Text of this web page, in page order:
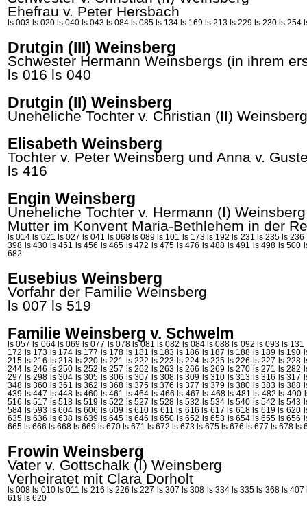
Ehefrau v. Peter Hersbach
ls 003 ls 020 ls 040 ls 043 ls 084 ls 085 ls 134 ls 169 ls 213 ls 229 ls 230 ls 254
Drutgin (III) Weinsberg
Schwester Hermann Weinsbergs (in ihrem
ls 016 ls 040
Drutgin (II) Weinsberg
Uneheliche Tochter v. Christian (II) Weinsberg
Elisabeth Weinsberg
Tochter v. Peter Weinsberg und Anna v.
ls 416
Engin Weinsberg
Uneheliche Tochter v. Hermann (I) Weinsberg
Mutter im Konvent Maria-Bethlehem in der
ls 014 ls 021 ls 027 ls 041 ls 068 ls 089 ls 101 ls 173 ls 192 ls 231 ls 235 ls 236
398 ls 430 ls 451 ls 456 ls 465 ls 472 ls 475 ls 476 ls 488 ls 491 ls 498 ls 500
682
Eusebius Weinsberg
Vorfahr der Familie Weinsberg
ls 007 ls 519
Familie Weinsberg v. Schwelm
ls 057 ls 064 ls 069 ls 077 ls 078 ls 081 ls 082 ls 084 ls 088 ls 092 ls 093 ls 131
172 ls 173 ls 174 ls 177 ls 178 ls 181 ls 183 ls 186 ls 187 ls 188 ls 189 ls 190
215 ls 216 ls 218 ls 220 ls 221 ls 222 ls 223 ls 224 ls 225 ls 226 ls 227 ls 228
244 ls 246 ls 250 ls 252 ls 257 ls 262 ls 263 ls 266 ls 269 ls 270 ls 271 ls 282
297 ls 298 ls 304 ls 305 ls 306 ls 307 ls 308 ls 309 ls 310 ls 313 ls 316 ls 317
348 ls 360 ls 361 ls 362 ls 368 ls 375 ls 376 ls 377 ls 379 ls 380 ls 383 ls 388
439 ls 447 ls 448 ls 460 ls 461 ls 464 ls 466 ls 467 ls 468 ls 481 ls 482 ls 490
516 ls 517 ls 518 ls 519 ls 522 ls 527 ls 528 ls 532 ls 534 ls 540 ls 542 ls 543
584 ls 593 ls 604 ls 606 ls 609 ls 610 ls 611 ls 616 ls 617 ls 618 ls 619 ls 620
635 ls 636 ls 638 ls 639 ls 645 ls 646 ls 650 ls 652 ls 653 ls 654 ls 655 ls 656
665 ls 666 ls 668 ls 669 ls 670 ls 671 ls 672 ls 673 ls 675 ls 676 ls 677 ls 678 ls
Frowin Weinsberg
Vater v. Gottschalk (I) Weinsberg
Verheiratet mit Clara Dorholt
ls 008 ls 010 ls 011 ls 216 ls 226 ls 227 ls 307 ls 308 ls 334 ls 335 ls 368 ls 407
619 ls 620